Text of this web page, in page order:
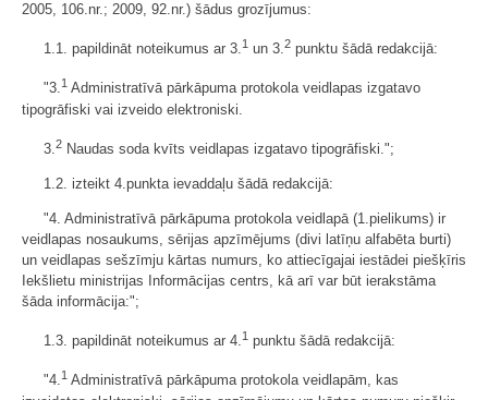
2005, 106.nr.; 2009, 92.nr.) šādus grozījumus:
1.1. papildināt noteikumus ar 3.1 un 3.2 punktu šādā redakcijā:
"3.1 Administratīvā pārkāpuma protokola veidlapas izgatavo
tipogrāfiski vai izveido elektroniski.
3. 2 Naudas soda kvīts veidlapas izgatavo tipogrāfiski.";
1.2. izteikt 4.punkta ievaddaļu šādā redakcijā:
"4. Administratīvā pārkāpuma protokola veidlapā (1.pielikums) ir
veidlapas nosaukums, sērijas apzīmējums (divi latīņu alfabēta burti)
un veidlapas sešzīmju kārtas numurs, ko attiecīgajai iestādei piešķīris
Iekšlietu ministrijas Informācijas centrs, kā arī var būt ierakstāma
šāda informācija:";
1.3. papildināt noteikumus ar 4.1 punktu šādā redakcijā:
"4.1 Administratīvā pārkāpuma protokola veidlapām, kas